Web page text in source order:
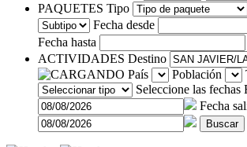
PAQUETES Tipo
Fecha desde
Fecha hasta
ACTIVIDADES Destino
País
Población
Seleccione las fechas
Fecha
Buscar